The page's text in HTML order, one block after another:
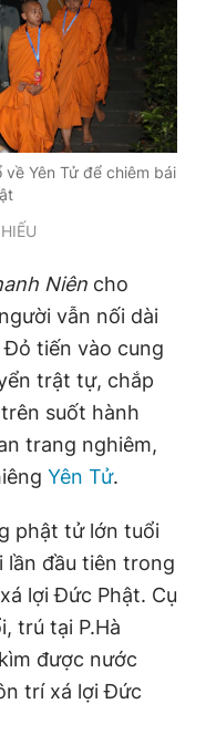
quảng cáo
soạn Chính sách bảo
Niên. Cấm sao
chấp thuận bằng văn
Yên Tử để chiêm bái
Niên cho
vẫn nối dài
tiến vào cung
trật tự, chắp
suốt hành
trang nghiêm,
Yên Tử.
phật tử lớn tuổi
lần đầu tiên trong
lợi Đức Phật. Cụ
trú tại P.Hà
được nước
trí xá lợi Đức